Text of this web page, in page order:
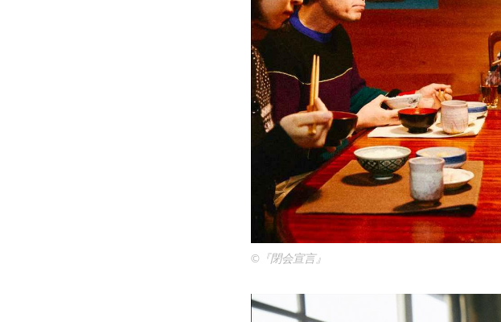
©『閉会宣言』